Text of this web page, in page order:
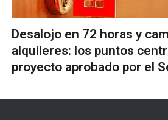
Desalojo en 72 horas y
alquileres: los puntos
proyecto aprobado por el